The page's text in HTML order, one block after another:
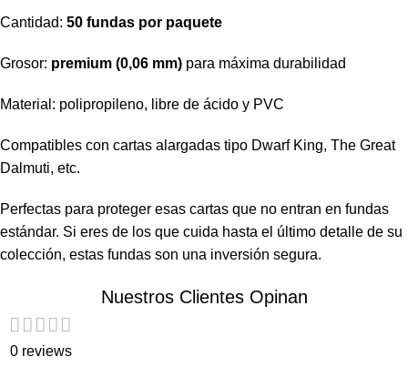
Cantidad: 50 fundas por paquete
Grosor: premium (0,06 mm) para máxima durabilidad
Material: polipropileno, libre de ácido y PVC
Compatibles con cartas alargadas tipo Dwarf King, The Great
Dalmuti, etc.
Perfectas para proteger esas cartas que no entran en fundas
estándar. Si eres de los que cuida hasta el último detalle de su
colección, estas fundas son una inversión segura.
Nuestros Clientes Opinan
0 reviews